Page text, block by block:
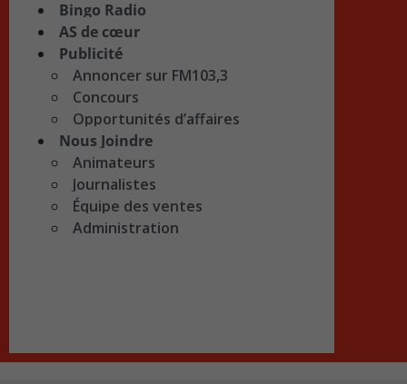
Bingo Radio
AS de cœur
Publicité
Annoncer sur FM103,3
Concours
Opportunités d’affaires
Nous Joindre
Animateurs
Journalistes
Équipe des ventes
Administration